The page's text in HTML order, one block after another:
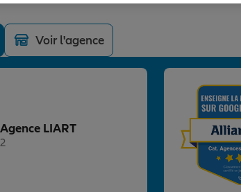
Voir l'agence
LIART